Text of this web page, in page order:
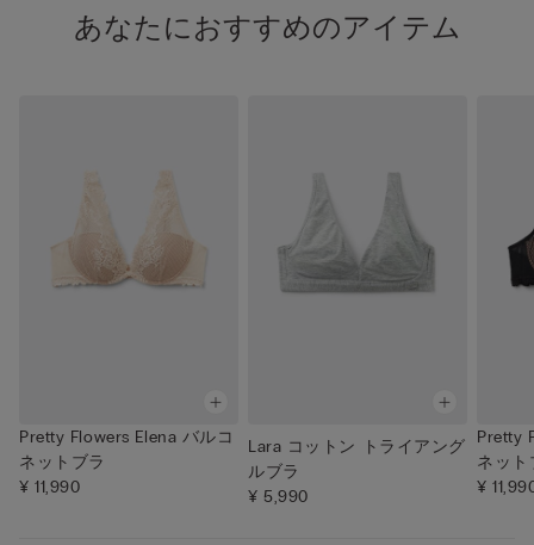
あなたにおすすめのアイテム
Pretty Flowers Elena バルコ
ネットブラ
¥ 11,990
Lara コットン トライアング
ルブラ
¥ 5,990
Pretty
ネット
¥